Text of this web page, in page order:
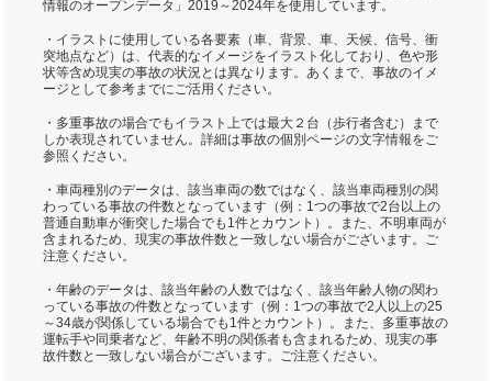
情報のオープンデータ」2019～2024年を使用しています。
・イラストに使用している各要素（車、背景、車、天候、信号、衝
突地点など）は、代表的なイメージをイラスト化しており、色や形
状等含め現実の事故の状況とは異なります。あくまで、事故のイメ
ージとして参考までにご活用ください。
・多重事故の場合でもイラスト上では最大２台（歩行者含む）まで
しか表現されていません。詳細は事故の個別ページの文字情報をご
参照ください。
・車両種別のデータは、該当車両の数ではなく、該当車両種別の関
わっている事故の件数となっています（例：1つの事故で2台以上の
普通自動車が衝突した場合でも1件とカウント）。また、不明車両が
含まれるため、現実の事故件数と一致しない場合がございます。ご
注意ください。
・年齢のデータは、該当年齢の人数ではなく、該当年齢人物の関わ
っている事故の件数となっています（例：1つの事故で2人以上の25
～34歳が関係している場合でも1件とカウント）。また、多重事故の
運転手や同乗者など、年齢不明の関係者も含まれるため、現実の事
故件数と一致しない場合がございます。ご注意ください。